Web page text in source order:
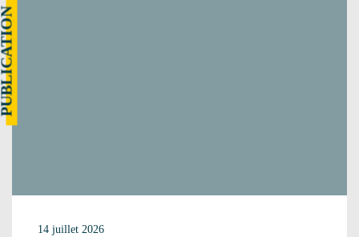
14 juillet 2026